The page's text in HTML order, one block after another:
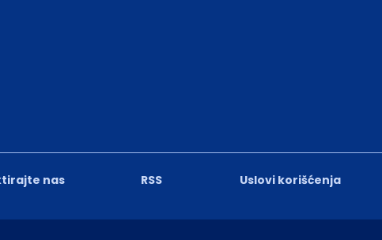
nas RSS Uslovi korišćenja